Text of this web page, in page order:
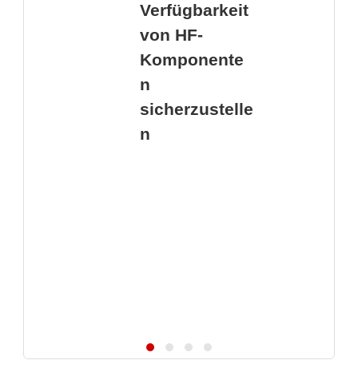
Verfügbarkeit
von HF-
Komponente
n
sicherzustelle
n